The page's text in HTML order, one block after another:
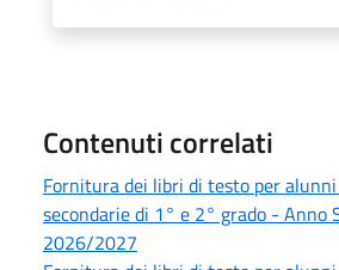
Contenuti correlati
Fornitura dei libri di testo per
secondarie di 1° e 2° grado - Anno
2026/2027